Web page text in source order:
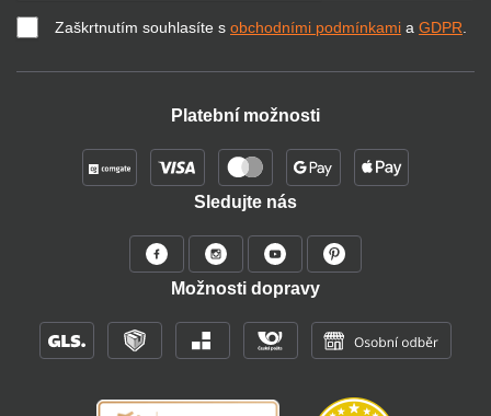
Zaškrtnutím souhlasíte s obchodními podmínkami a GDPR
Platební možnosti
Sledujte nás
Možnosti dopravy